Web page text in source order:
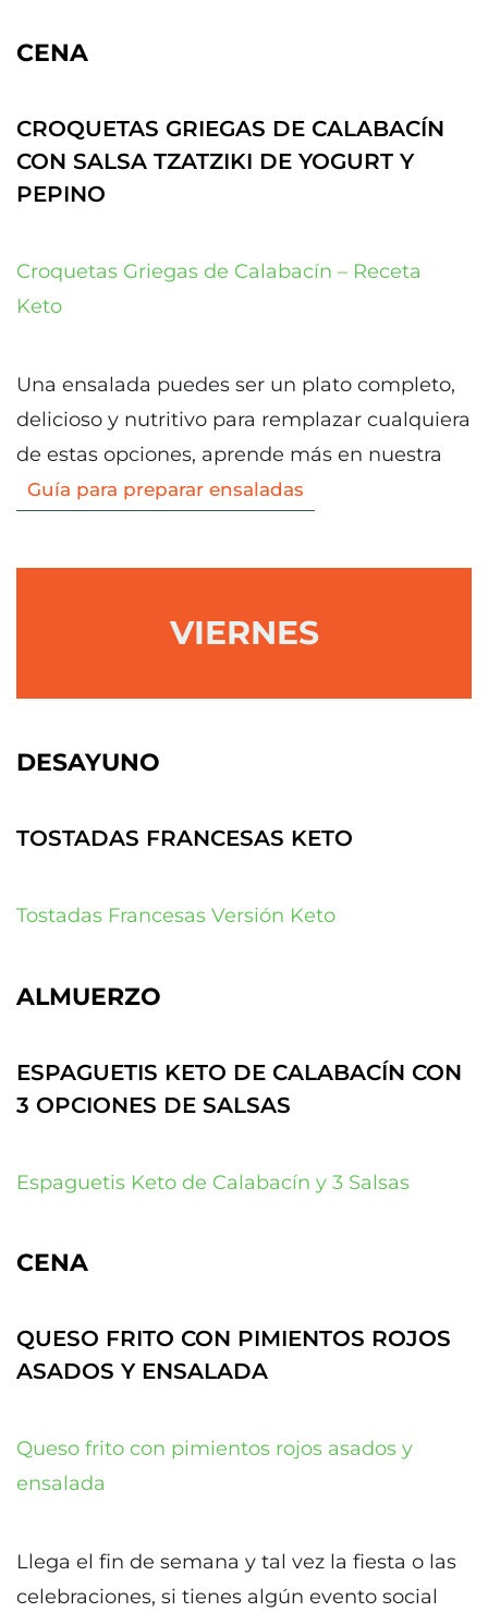
CENA
CROQUETAS GRIEGAS DE CALABACÍN
CON SALSA TZATZIKI DE YOGURT Y
PEPINO
Croquetas Griegas de Calabacín – Receta
Keto
Una ensalada puedes ser un plato completo,
delicioso y nutritivo para remplazar cualquiera
de estas opciones, aprende más en nuestra
Guía para preparar ensaladas
VIERNES
DESAYUNO
TOSTADAS FRANCESAS KETO
Tostadas Francesas Versión Keto
ALMUERZO
ESPAGUETIS KETO DE CALABACÍN CON
3 OPCIONES DE SALSAS
Espaguetis Keto de Calabacín y 3 Salsas
CENA
QUESO FRITO CON PIMIENTOS ROJOS
ASADOS Y ENSALADA
Queso frito con pimientos rojos asados y
ensalada
Llega el fin de semana y tal vez la fiesta o las
celebraciones, si tienes algún evento social